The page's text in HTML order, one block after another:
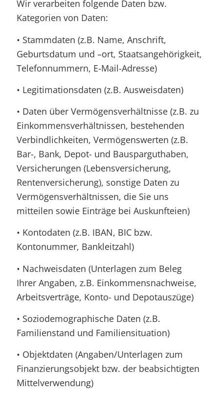
Wir verarbeiten folgende Daten bzw.
Kategorien von Daten:
• Stammdaten (z.B. Name, Anschrift,
Geburtsdatum und –ort, Staatsangehörigkeit,
Telefonnummern, E-Mail-Adresse)
• Legitimationsdaten (z.B. Ausweisdaten)
• Daten über Vermögensverhältnisse (z.B. zu
Einkommensverhältnissen, bestehenden
Verbindlichkeiten, Vermögenswerten (z.B.
Bar-, Bank, Depot- und Bausparguthaben,
Versicherungen (Lebensversicherung,
Rentenversicherung), sonstige Daten zu
Vermögensverhältnissen, die Sie uns
mitteilen sowie Einträge bei Auskunfteien)
• Kontodaten (z.B. IBAN, BIC bzw.
Kontonummer, Bankleitzahl)
• Nachweisdaten (Unterlagen zum Beleg
Ihrer Angaben, z.B. Einkommensnachweise,
Arbeitsverträge, Konto- und Depotauszüge)
• Soziodemographische Daten (z.B.
Familienstand und Familiensituation)
• Objektdaten (Angaben/Unterlagen zum
Finanzierungsobjekt bzw. der beabsichtigten
Mittelverwendung)